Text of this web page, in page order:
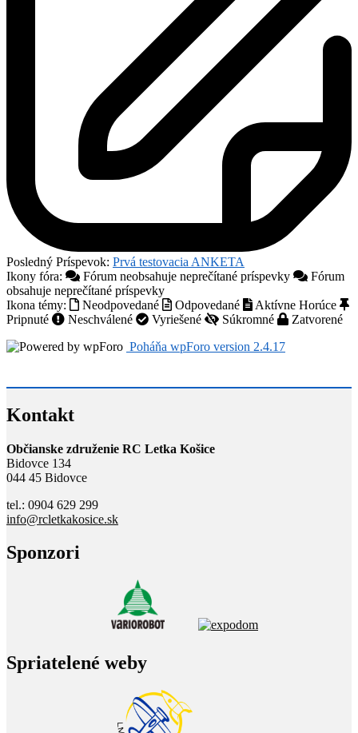
Posledný Príspevok: Prvá testovacia ANKETA
Ikony fóra:
Fórum neobsahuje neprečítané príspevky
Fórum
obsahuje neprečítané príspevky
Ikona témy:
Neodpovedané Odpovedané Aktívne Horúce
Pripnuté
Neschválené Vyriešené Súkromné
Zatvorené
Poháňa wpForo version 2.4.17
Kontakt
Občianske združenie RC Letka Košice
Bidovce 134
044 45 Bidovce
tel.: 0904 629 299
info@rcletkakosice.sk
Sponzori
Spriatelené weby